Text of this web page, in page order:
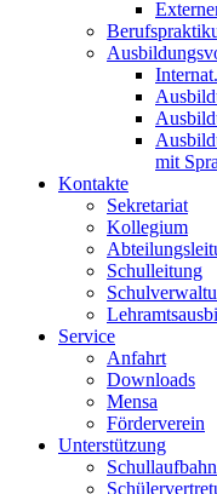
mit
Kontakte
Sekretariat
Kollegium
Schulleitung
Service
Anfahrt
Downloads
Mensa
Förderverein
Unterstützung